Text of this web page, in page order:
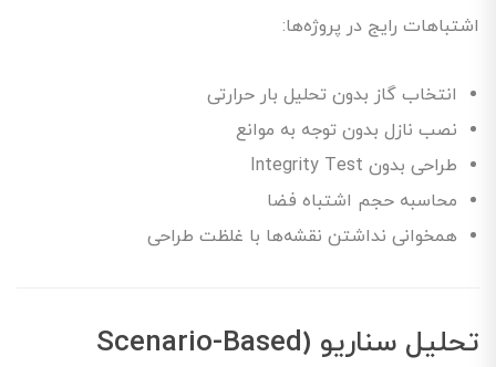
اشتباهات رایج در پروژه‌ها:
انتخاب گاز بدون تحلیل بار حرارتی
نصب نازل بدون توجه به موانع
طراحی بدون Integrity Test
محاسبه حجم اشتباه فضا
همخوانی نداشتن نقشه‌ها با غلظت طراحی
تحلیل سناریو (Scenario-Based